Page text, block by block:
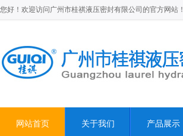
您好！欢迎访问广州市桂祺液压密封有限公司的官方网站！
网站首页 关于我们 产品展示